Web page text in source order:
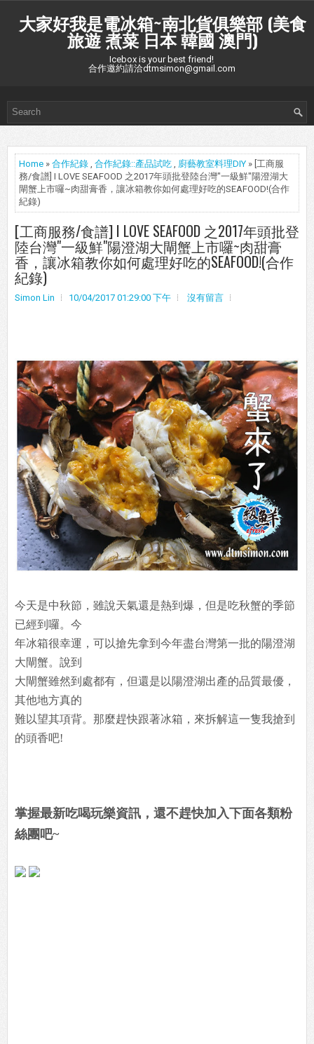
大家好我是電冰箱~南北貨俱樂部 (美食
旅遊 煮菜 日本 韓國 澳門)
Icebox is your best friend!
合作邀約請洽dtmsimon@gmail.com
Home » 合作紀錄 , 合作紀錄::產品試吃 , 廚藝教室料理DIY » [工商服
務/食譜] I LOVE SEAFOOD 之2017年頭批登陸台灣"一級鮮"陽澄湖大
閘蟹上市囉~肉甜膏香，讓冰箱教你如何處理好吃的SEAFOOD!(合作
紀錄)
[工商服務/食譜] I LOVE SEAFOOD 之2017年頭批登
陸台灣"一級鮮"陽澄湖大閘蟹上市囉~肉甜膏
香，讓冰箱教你如何處理好吃的SEAFOOD!(合作
紀錄)
Simon Lin 10/04/2017 01:29:00 下午 沒有留言
今天是中秋節，雖說天氣還是熱到爆，但是吃秋蟹的季節
已經到囉。今
年冰箱很幸運，可以搶先拿到今年盡台灣第一批的陽澄湖
大閘蟹。說到
大閘蟹雖然到處都有，但還是以陽澄湖出產的品質最優，
其他地方真的
難以望其項背。那麼趕快跟著冰箱，來拆解這一隻我搶到
的頭香吧!
掌握最新吃喝玩樂資訊，還不趕快加入下面各類粉
絲團吧~